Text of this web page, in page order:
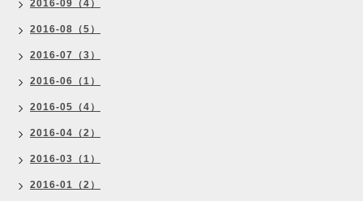
2016-09（4）
2016-08（5）
2016-07（3）
2016-06（1）
2016-05（4）
2016-04（2）
2016-03（1）
2016-01（2）